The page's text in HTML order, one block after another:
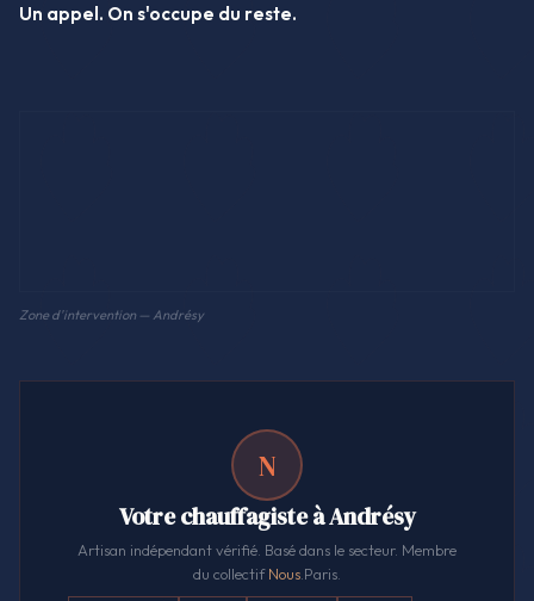
Un appel. On s'occupe du reste.
Zone d'intervention — Andrésy
N
Votre chauffagiste à Andrésy
Artisan indépendant vérifié. Basé dans le secteur. Membre
du collectifNous .Paris.